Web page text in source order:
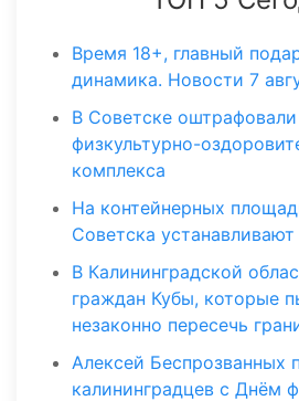
Время 18+, главный
динамика. Новости 7
В Советске
физкультурно-
комплекса
На контейнерных
Советска
В Калининградской
граждан Кубы, которые
незаконно пересечь
Алексей Беспрозванных
калининградцев с Днём